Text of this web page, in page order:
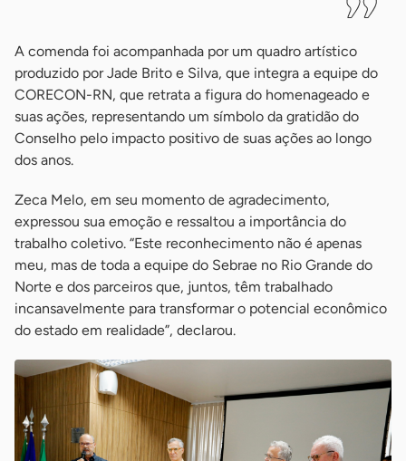
A comenda foi acompanhada por um quadro artístico
produzido por Jade Brito e Silva, que integra a equipe do
CORECON-RN, que retrata a figura do homenageado e
suas ações, representando um símbolo da gratidão do
Conselho pelo impacto positivo de suas ações ao longo
dos anos.
Zeca Melo, em seu momento de agradecimento,
expressou sua emoção e ressaltou a importância do
trabalho coletivo. “Este reconhecimento não é apenas
meu, mas de toda a equipe do Sebrae no Rio Grande do
Norte e dos parceiros que, juntos, têm trabalhado
incansavelmente para transformar o potencial econômico
do estado em realidade”, declarou.